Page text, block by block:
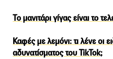
Το μανιτάρι γίγας είναι το
Καφές με λεμόνι: τι λένε οι
αδυνατίσματος του TikTok;